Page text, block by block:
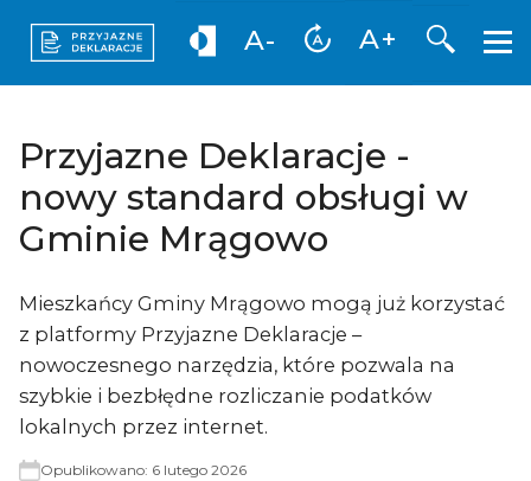
A- A+ Otwórz
Przyjazne Deklaracje -
nowy standard obsługi w
Gminie Mrągowo
Mieszkańcy Gminy Mrągowo mogą już korzystać
z platformy Przyjazne Deklaracje –
nowoczesnego narzędzia, które pozwala na
szybkie i bezbłędne rozliczanie podatków
lokalnych przez internet.
Opublikowano: 6 lutego 2026